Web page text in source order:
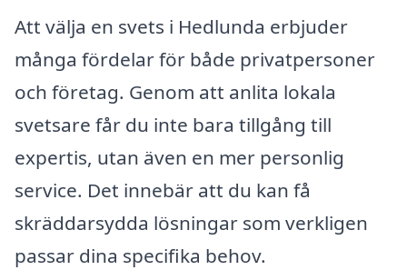
Att välja en svets i Hedlunda erbjuder
många fördelar för både privatpersoner
och företag. Genom att anlita lokala
svetsare får du inte bara tillgång till
expertis, utan även en mer personlig
service. Det innebär att du kan få
skräddarsydda lösningar som verkligen
passar dina specifika behov.